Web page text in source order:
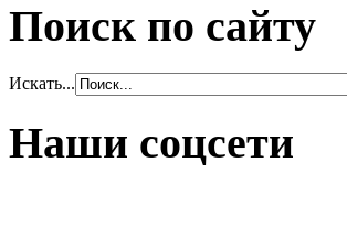
Поиск по сайту
Искать...
Наши соцсети